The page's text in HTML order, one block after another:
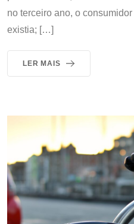
no terceiro ano, o
existia; […]
LER MAIS